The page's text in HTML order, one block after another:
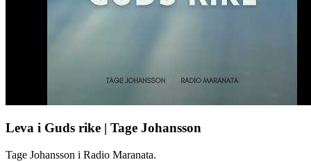
Leva i Guds rike | Tage Johansson
Tage Johansson i Radio Maranata.